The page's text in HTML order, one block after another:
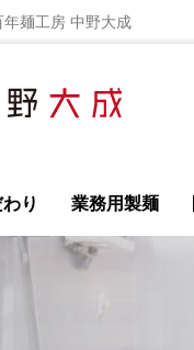
麺工房 中野大成
り 業務用製麺